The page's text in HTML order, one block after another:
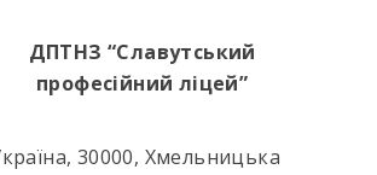
ДПТНЗ “Славутський
професійний ліцей”
30000, Хмельницька